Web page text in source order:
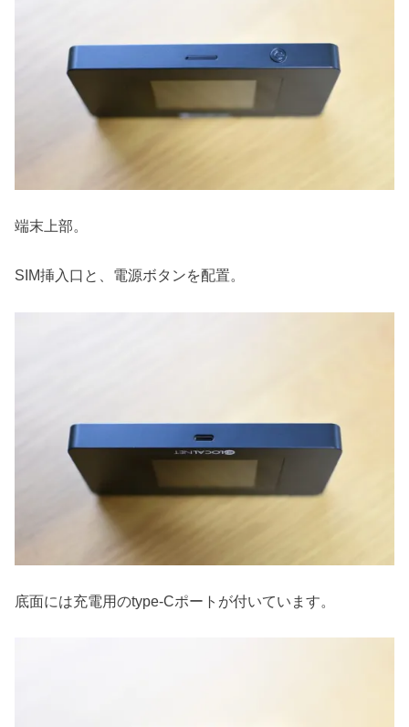
端末上部。
SIM挿入口と、電源ボタンを配置。
底面には充電用のtype-Cポートが付いています。